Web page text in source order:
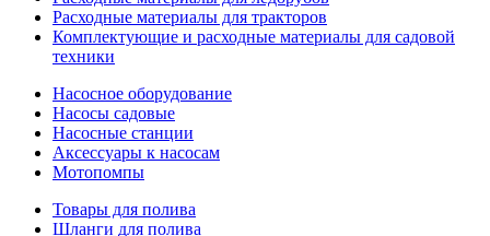
Расходные материалы для тракторов
Комплектующие и расходные материалы для садовой
техники
Насосное оборудование
Насосы садовые
Насосные станции
Аксессуары к насосам
Мотопомпы
Товары для полива
Шланги для полива